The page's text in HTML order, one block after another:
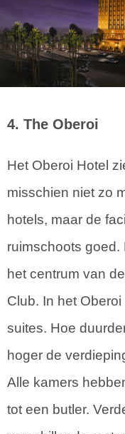
4. The Oberoi
Het Oberoi Hotel
misschien niet zo
hotels, maar de
ruimschoots goed.
het centrum van
Club. In het
suites. Hoe
hoger de
Alle kamers
tot een butler.